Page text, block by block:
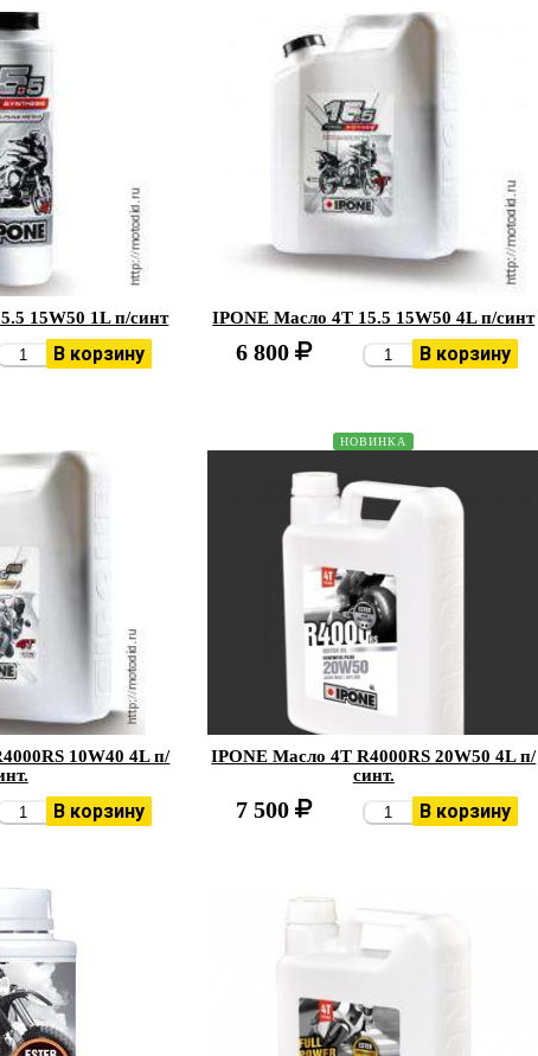
15W50 1L п/синт
В корзину
IPONE Масло 4Т 15.5 15W50 4L п/синт
6 800 В корзину
10W40 4L п/
В корзину
НОВИНКА
IPONE Масло 4Т R4000RS 20W50 4L п/
синт.
7 500 В корзину